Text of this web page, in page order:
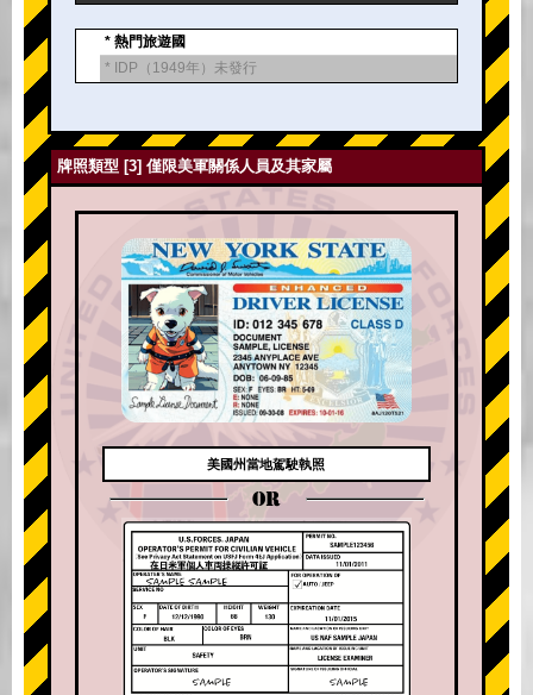
* 熱門旅遊國
* IDP（1949年）未發行
牌照類型 [3] 僅限美軍關係人員及其家屬
美國州當地駕駛執照
OR